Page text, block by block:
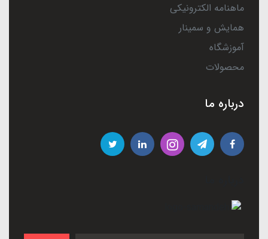
ماهنامه الکترونیکی
همایش و سمینار
آموزشگاه
محصولات
درباره ما